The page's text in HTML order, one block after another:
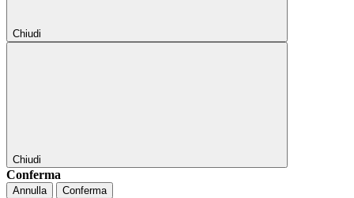
Chiudi
Chiudi
Conferma
Annulla Conferma